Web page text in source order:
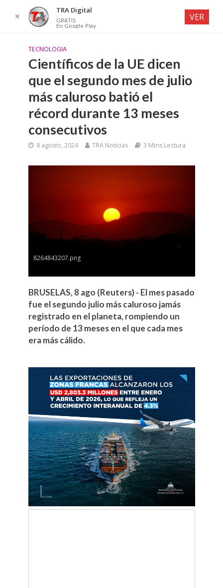
TECNOLOGIA
Científicos de la UE dicen
que el segundo mes de julio
más caluroso batió el
récord durante 13 meses
consecutivos
8 agosto, 2024 TRA Noticias 3 Mins Lectura
8264843207.png
BRUSELAS, 8 ago (Reuters) - El mes pasado
fue el segundo julio más caluroso jamás
registrado en el planeta, rompiendo un
período de 13 meses en el que cada mes
era más cálido.
✕
TRA Digital
GRATIS
En Google Play
VER